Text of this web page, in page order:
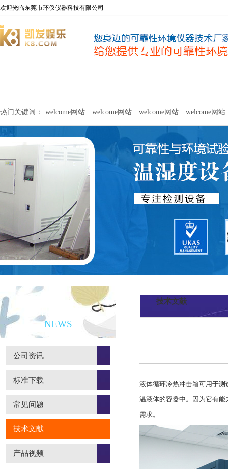
欢迎光临东莞市环仪仪器科技有限公司
关于环仪 联系环仪
热门关键词： welcome网站 welcome网站 welcome网站 welcome网站
网站 welcome网站
新闻资讯
NEWS
公司资讯
标准下载
常见问题
技术文献
产品视频
技术文献
液体循环冷热冲击箱可用于
温液体的容器中。因为它有
需求。